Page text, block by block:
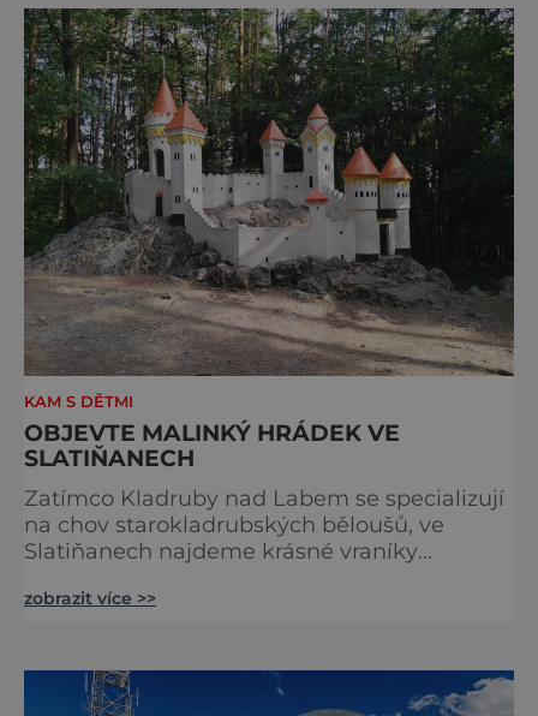
S norimberským Christkindlesmarktem se
drážďanské vánoční trhy každoročně
přetahují o pozici nejnavštěvovanějších t
KAM S DĚTMI
OBJEVTE MALINKÝ HRÁDEK VE
SLATIŇANECH
Zatímco Kladruby nad Labem se specializují
na chov starokladrubských běloušů, ve
Slatiňanech najdeme krásné vraníky
budově zámku se dozvíte více o chovu
některé exponáty připomínají využití koní ve
vojenství, dopravě, honech či dostizích.
zobrazit více >>